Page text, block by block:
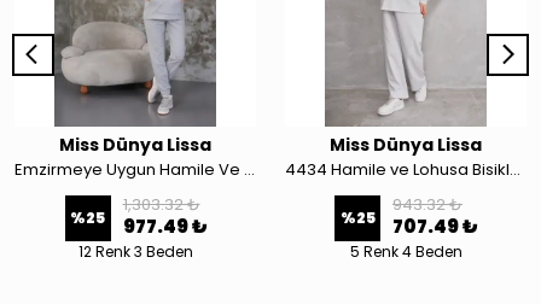
Miss Dünya Lissa
Emzirmeye Uygun Hamile Ve Lohusa Kapüşonlu Sweatshirt Eşofman Takım 4131
%25
1,303.32 ₺
977.49 ₺
12 Renk 3 Beden
Miss Dünya Lissa
4434 Hamile ve Lohusa Bisiklet Yaka Waffle Kumaş Alt Üst Eşofman Takımı
%25
943.32 ₺
707.49 ₺
5 Renk 4 Beden